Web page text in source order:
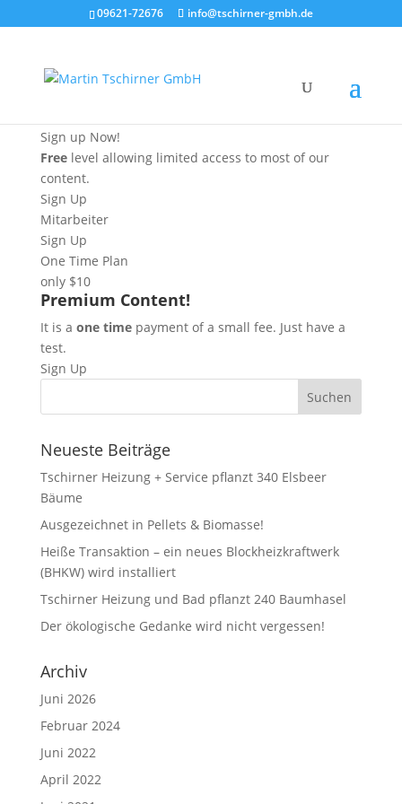
09621-72676 info@tschirner-gmbh.de
IUMP – Subscription Plan
Sign up Now!
Freelevel allowing limited access to most of our
content.
Sign Up
Mitarbeiter
Sign Up
One Time Plan
only $10
Premium Content!
It is a one timepayment of a small fee. Just have a
test.
Sign Up
Neueste Beiträge
Tschirner Heizung + Service pflanzt 340 Elsbeer
Bäume
Ausgezeichnet in Pellets & Biomasse!
Heiße Transaktion – ein neues Blockheizkraftwerk
(BHKW) wird installiert
Tschirner Heizung und Bad pflanzt 240 Baumhasel
Der ökologische Gedanke wird nicht vergessen!
Archiv
Juni 2026
Februar 2024
Juni 2022
April 2022